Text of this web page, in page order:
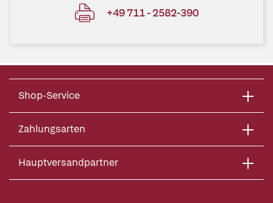
+49 711 - 2582-390
Shop-Service
Zahlungsarten
Hauptversandpartner